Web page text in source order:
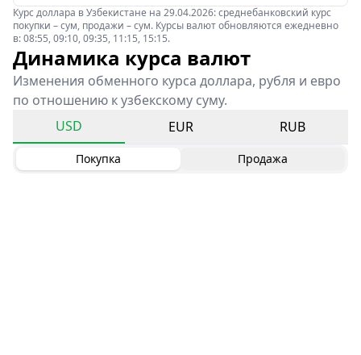
Курс доллара в Узбекистане на 29.04.2026: среднебанковский курс
покупки – сум, продажи – сум. Курсы валют обновляются ежедневно
в: 08:55, 09:10, 09:35, 11:15, 15:15.
Динамика курса валют
Изменения обменного курса доллара, рубля и евро
по отношению к узбекскому суму.
USD
EUR RUB
Покупка Продажа